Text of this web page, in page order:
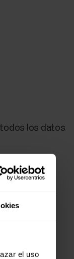
el uso
todos los datos